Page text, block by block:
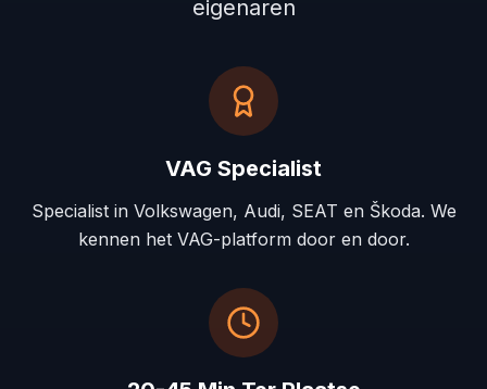
eigenaren
VAG Specialist
Specialist in Volkswagen, Audi, SEAT en Škoda. We
kennen het VAG-platform door en door.